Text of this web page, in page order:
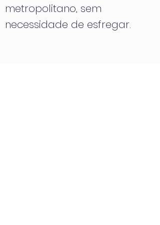
metropolitano, sem
necessidade de esfregar.